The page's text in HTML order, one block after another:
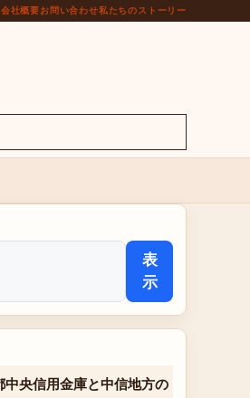
会社概要お問い合わせ私たちのストーリー
表
示
中央信用金庫と中信地方の